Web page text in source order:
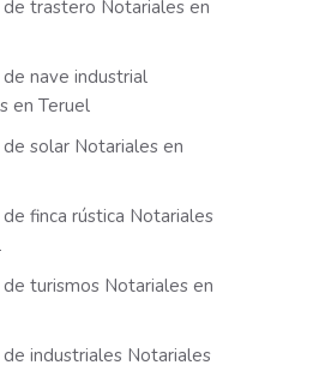
de trastero Notariales en
nave industrial
en Teruel
solar Notariales en
finca rústica Notariales
turismos Notariales en
de industriales Notariales